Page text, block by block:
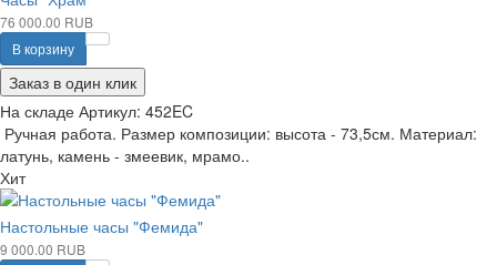
76 000.00 RUB
В корзину
Заказ в один клик
На складе Артикул: 452EC
Ручная работа. Размер композиции: высота - 73,5см. Материал:
латунь, камень - змеевик, мрамо..
Хит
Настольные часы "Фемида"
9 000.00 RUB